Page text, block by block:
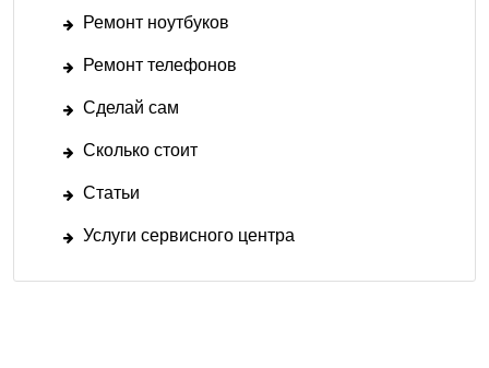
Ремонт ноутбуков
Ремонт телефонов
Сделай сам
Сколько стоит
Статьи
Услуги сервисного центра